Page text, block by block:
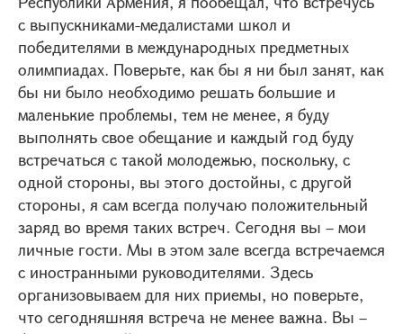
с выпускниками-медалистами школ и
победителями в международных предметных
олимпиадах. Поверьте, как бы я ни был занят, как
бы ни было необходимо решать большие и
маленькие проблемы, тем не менее, я буду
выполнять свое обещание и каждый год буду
встречаться с такой молодежью, поскольку, с
одной стороны, вы этого достойны, с другой
стороны, я сам всегда получаю положительный
заряд во время таких встреч. Сегодня вы – мои
личные гости. Мы в этом зале всегда встречаемся
с иностранными руководителями. Здесь
организовываем для них приемы, но поверьте,
что сегодняшняя встреча не менее важна. Вы –